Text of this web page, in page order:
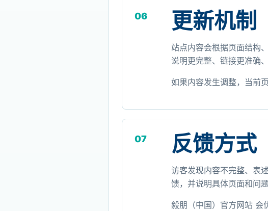
06 更新机制
站点内容会根据页面结构
说明更完整、链接更准确
如果内容发生调整，当前
07 反馈方式
访客发现内容不完整、表
馈，并说明具体页面和问题
毅朋（中国）官方网站 会